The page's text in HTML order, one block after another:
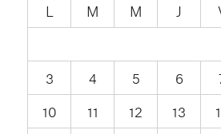
L M M J
3
4 5 6
10
11 12 13